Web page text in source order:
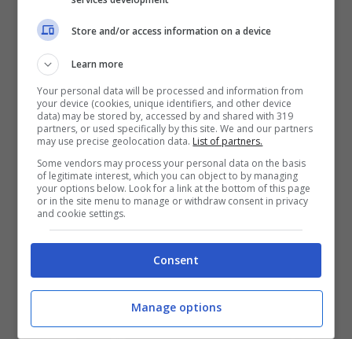
disegnata proprio in Italia dall’atelier tricolore
Ghia che aveva infuso tutta la sua abilità nel
design di automobili di lusso nel veicolo.
Sotto il cofano, l’acquirente poteva scegliere
un enorme varietà di motori V8 di diversa
cilindrata e stazza.
Store and/or access information on a device
Learn more
Your personal data will be processed and information from
your device (cookies, unique identifiers, and other device
data) may be stored by, accessed by and shared with 319
partners, or used specifically by this site. We and our partners
may use precise geolocation data. List of partners.
Some vendors may process your personal data on the basis
of legitimate interest, which you can object to by managing
your options below. Look for a link at the bottom of this page
or in the site menu to manage or withdraw consent in privacy
and cookie settings.
Consent
Manage options